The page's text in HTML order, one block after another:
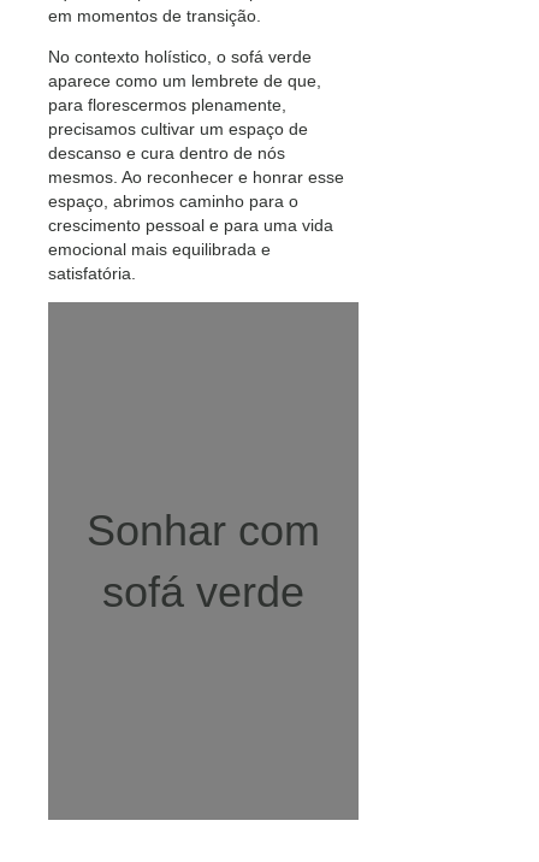
em momentos de transição.
No contexto holístico, o sofá verde
aparece como um lembrete de que,
para florescermos plenamente,
precisamos cultivar um espaço de
descanso e cura dentro de nós
mesmos. Ao reconhecer e honrar esse
espaço, abrimos caminho para o
crescimento pessoal e para uma vida
emocional mais equilibrada e
satisfatória.
Sonhar com
sofá verde